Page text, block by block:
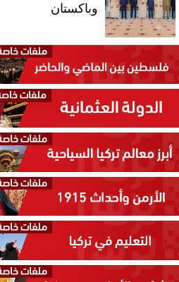
وباكستان